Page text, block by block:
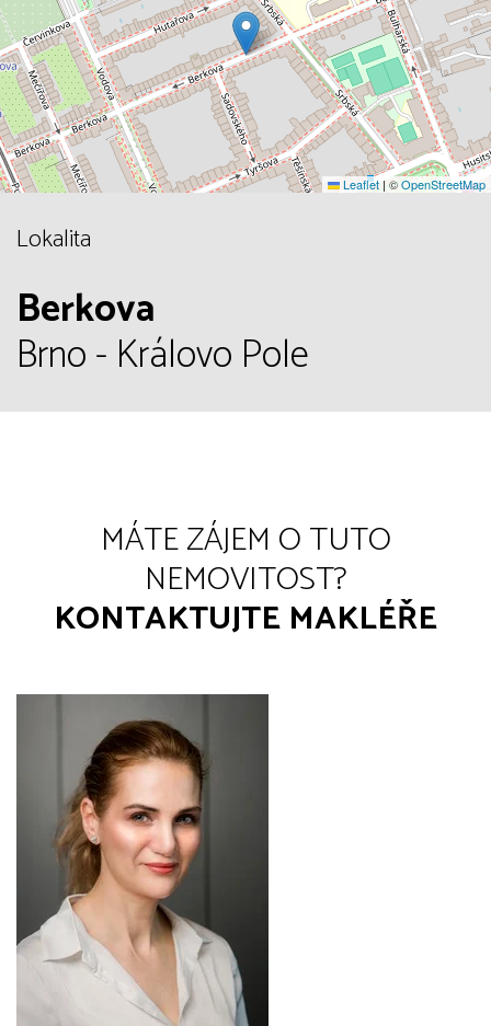
Leaflet |©OpenStreetMap
Lokalita
Berkova
Brno - Královo Pole
MÁTE ZÁJEM O TUTO
NEMOVITOST?
KONTAKTUJTE MAKLÉŘE